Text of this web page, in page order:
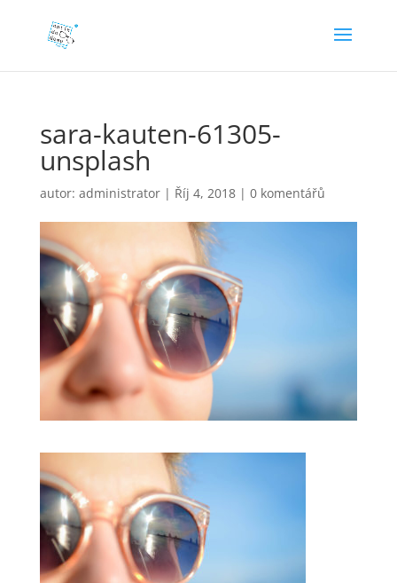
sara-kauten-61305-
unsplash
autor: administrator| Říj 4, 2018| 0 komentářů